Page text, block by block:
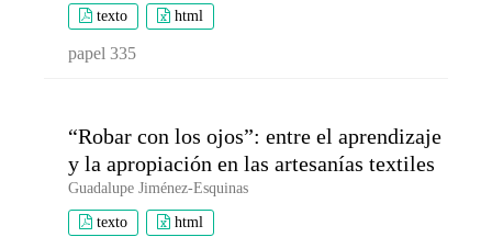
texto html
papel 335
“Robar con los ojos”: entre el aprendizaje
y la apropiación en las artesanías textiles
Guadalupe Jiménez-Esquinas
texto html